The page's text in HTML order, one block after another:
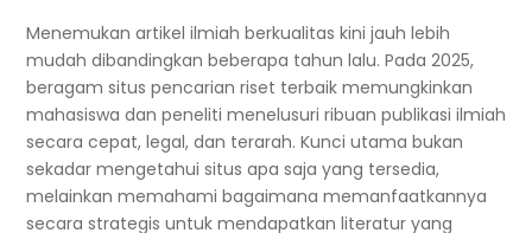
Menemukan artikel ilmiah berkualitas kini jauh lebih
mudah dibandingkan beberapa tahun lalu. Pada 2025,
beragam situs pencarian riset terbaik memungkinkan
mahasiswa dan peneliti menelusuri ribuan publikasi ilmiah
secara cepat, legal, dan terarah. Kunci utama bukan
sekadar mengetahui situs apa saja yang tersedia,
melainkan memahami bagaimana memanfaatkannya
secara strategis untuk mendapatkan literatur yang